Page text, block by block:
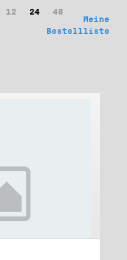
12 24
48
Meine
Bestellliste